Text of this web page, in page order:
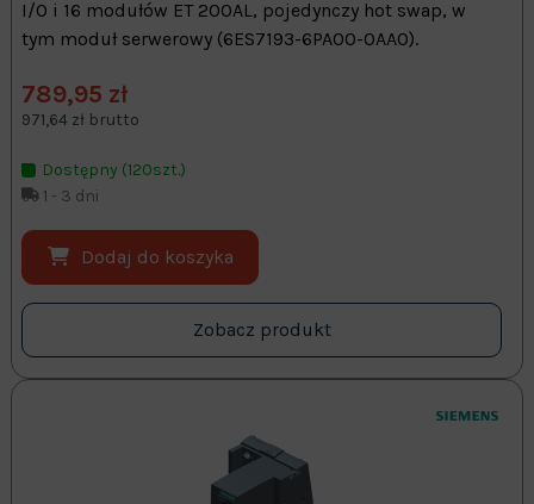
I/O i 16 modułów ET 200AL, pojedynczy hot swap, w
tym moduł serwerowy (6ES7193-6PA00-0AA0).
789,95 zł
971,64 zł brutto
Dostępny (120szt.)
1 - 3 dni
Dodaj do koszyka
Zobacz produkt